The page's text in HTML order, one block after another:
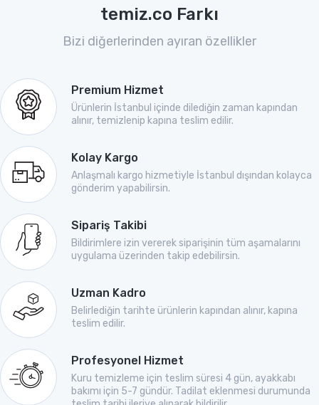
temiz.co Farkı
Bizi diğerlerinden ayıran özellikler
Premium Hizmet
Ürünlerin İstanbul içinde dilediğin zaman kapından
alınır, temizlenip kapına teslim edilir.
Kolay Kargo
Anlaşmalı kargo hizmetiyle İstanbul dışından kolayca
gönderim yapabilirsin.
Sipariş Takibi
Bildirimlere izin vererek siparişinin tüm aşamalarını
uygulama üzerinden takip edebilirsin.
Uzman Kadro
Belirlediğin tarihte ürünlerin kapından alınır, kapına
teslim edilir.
Profesyonel Hizmet
Kuru temizleme için teslim süresi 4 gün, ayakkabı
bakımı için 5-7 gündür. Tadilat eklenmesi durumunda